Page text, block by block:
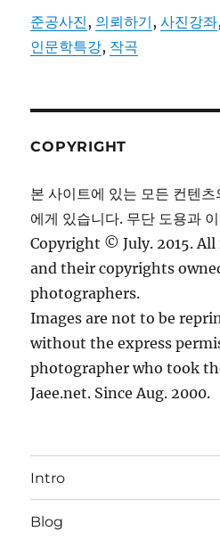
준공사진, 의뢰하기,사진강좌,
인문학특강, 작곡
COPYRIGHT
본 사이트에 있는 모든 컨텐
에게 있습니다. 무단 도용과
Copyright © July. 2015.
and their copyrights
photographers.
Images are not to be
without the express
photographer who took
Jaee.net. Since Aug. 2000.
Intro
Blog